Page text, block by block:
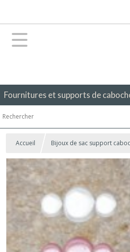
Fournitures et supports de
Accueil Bijoux de sac support